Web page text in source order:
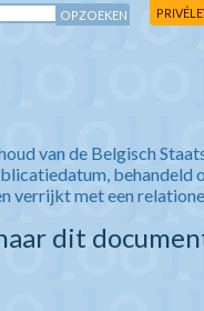
van de Belgisch
behandeld
verrijkt met een
dit